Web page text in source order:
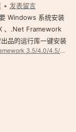
发表留言
Windows 系统安装
、.Net Framework
品的运行库一键安装
64 位 Win 7-10 系
3.5/4.0/4.5/4.6/4.7